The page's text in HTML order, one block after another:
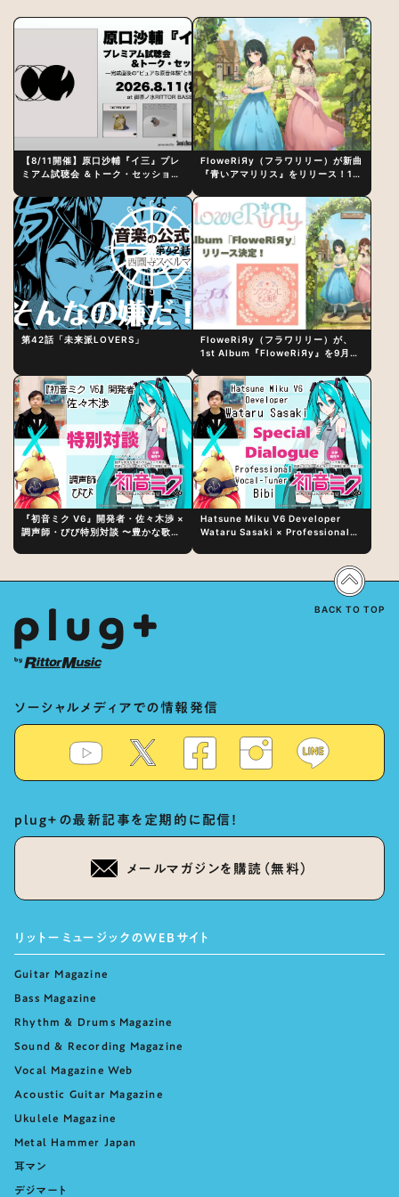
【8/11開催】原口沙輔『イ三』プレ
ミアム試聴会 ＆トーク・セッション
制作秘話
FloweRiЯy（フラワリリー）が新曲
『青いアマリリス』をリリース！1st
第42話「未来派LOVERS」
FloweRiЯy（フラワリリー）が、
1st Album『FloweRiЯy』を9月23
『初音ミク V6』開発者・佐々木渉 ×
調声師・びび特別対談 〜豊かな歌声
Hatsune Miku V6 Developer
Wataru Sasaki × Professional
Vocal Expression Lies in “Love
for the singing characters” and
ソーシャルメディアでの情報発信
plug+の最新記事を定期的に配信！
メールマガジンを購読（無料）
リットーミュージックのWEBサイト
Guitar Magazine
Bass Magazine
Rhythm & Drums Magazine
Sound & Recording Magazine
Vocal Magazine Web
Acoustic Guitar Magazine
Ukulele Magazine
Metal Hammer Japan
耳マン
デジマート
BACK TO TOP